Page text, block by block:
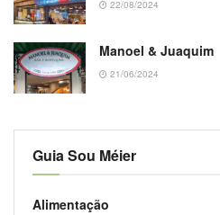
22/08/2024
Manoel & Juaquim
21/06/2024
Guia Sou Méier
Alimentação